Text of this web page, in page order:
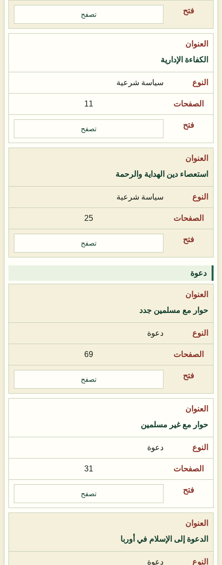
تصفح
الكفاءة الإدارية
سياسة شرعية
11
تصفح
استعصاء دين الهداية والرحمة
سياسة شرعية
25
تصفح
دعوة
حوار مع مسلمين جدد
دعوة
69
تصفح
حوار مع غير مسلمين
دعوة
31
تصفح
الدعوة إلى الإسلام في أوربا
دعوة